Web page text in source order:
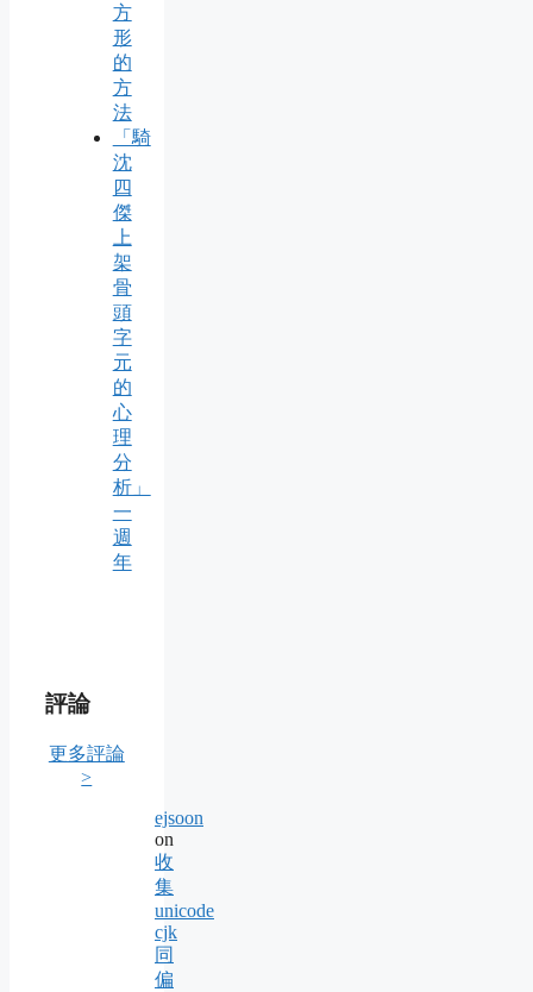
方
形
的
方
法
「騎
沈
四
傑
上
架
骨
頭
字
元
的
心
理
分
析」
一
週
年
評論
更多評論
>
ejsoon
on
收
集
unicode
cjk
同
偏